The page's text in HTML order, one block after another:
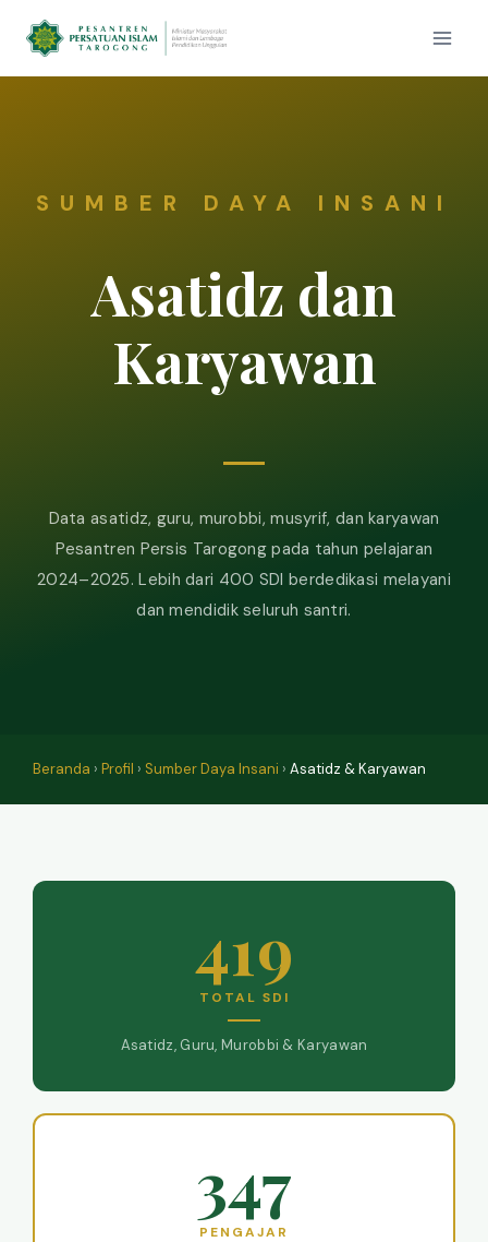
SUMBER DAYA INSANI
Asatidz dan
Karyawan
Data asatidz, guru, murobbi, musyrif, dan karyawan
Pesantren Persis Tarogong pada tahun pelajaran
2024–2025. Lebih dari 400 SDI berdedikasi melayani
dan mendidik seluruh santri.
Beranda › Profil › Sumber Daya Insani › Asatidz & Karyawan
419
TOTAL SDI
Asatidz, Guru, Murobbi & Karyawan
347
PENGAJAR